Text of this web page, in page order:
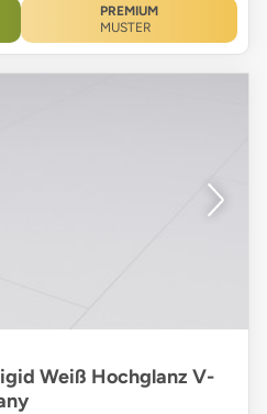
PREMIUM
MUSTER
Weiß Hochglanz V-